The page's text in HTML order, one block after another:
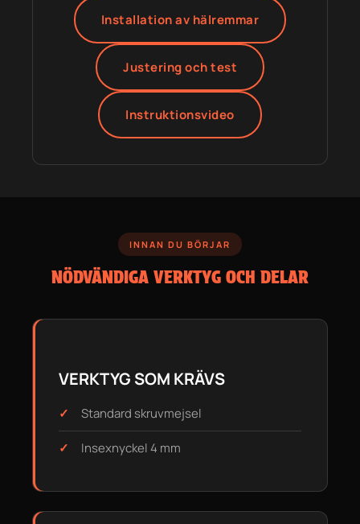
Installation av hälremmar
Justering och test
Instruktionsvideo
INNAN DU BÖRJAR
NÖDVÄNDIGA VERKTYG OCH DELAR
VERKTYG SOM KRÄVS
Standard skruvmejsel
Insexnyckel 4 mm